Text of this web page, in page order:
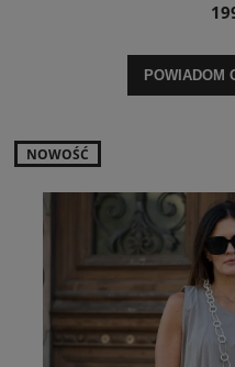
POWIADOM
NOWOŚĆ